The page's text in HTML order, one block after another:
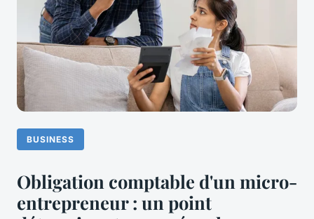
BUSINESS
Obligation comptable d'un micro-
entrepreneur : un point